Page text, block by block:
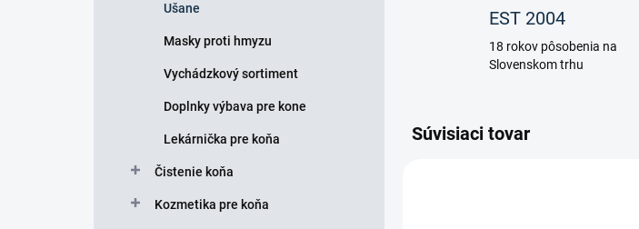
Ušane
Masky proti hmyzu
Vychádzkový sortiment
Doplnky výbava pre kone
Lekárnička pre koňa
Čistenie koňa
Kozmetika pre koňa
EST 2004
18 rokov pôsobenia na
Slovenskom trhu
Súvisiaci tovar